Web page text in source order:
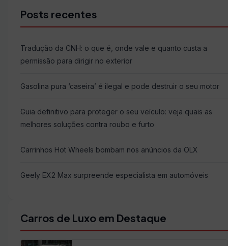
Posts recentes
Tradução da CNH: o que é, onde vale e quanto custa a
permissão para dirigir no exterior
Gasolina pura ‘caseira’ é ilegal e pode destruir o seu motor
Guia definitivo para proteger o seu veículo: veja quais as
melhores soluções contra roubo e furto
Carrinhos Hot Wheels bombam nos anúncios da OLX
Geely EX2 Max surpreende especialista em automóveis
Carros de Luxo em Destaque